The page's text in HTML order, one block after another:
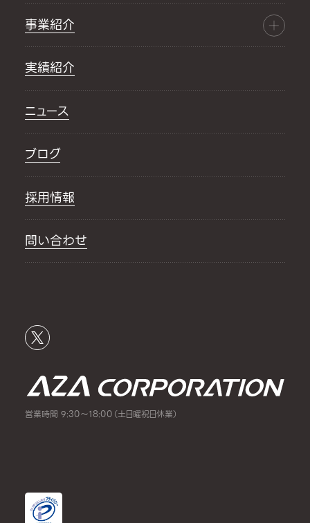
事業紹介
実績紹介
ニュース
ブログ
採用情報
問い合わせ
営業時間 9:30～18:00（土日曜祝日休業）